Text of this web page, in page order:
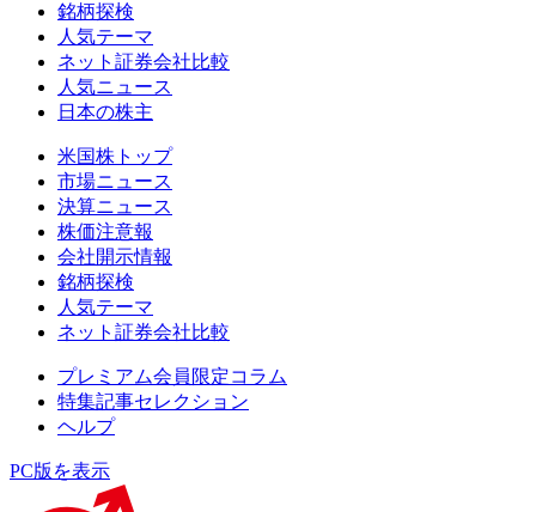
銘柄探検
人気テーマ
ネット証券会社比較
人気ニュース
日本の株主
米国株トップ
市場ニュース
決算ニュース
株価注意報
会社開示情報
銘柄探検
人気テーマ
ネット証券会社比較
プレミアム会員限定コラム
特集記事セレクション
ヘルプ
PC版を表示